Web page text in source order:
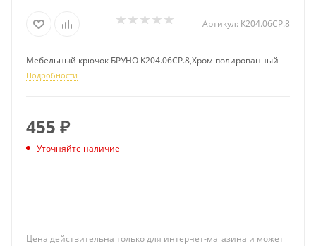
Артикул: K204.06CP.8
Мебельный крючок БРУНО K204.06CP.8,Хром полированный
Подробности
455 ₽
Уточняйте наличие
Цена действительна только для интернет-магазина и может